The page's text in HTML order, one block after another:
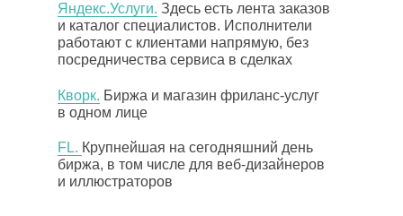
Яндекс.Услуги. Здесь есть лента заказов
и каталог специалистов. Исполнители
работают с клиентами напрямую, без
посредничества сервиса в сделках
Кворк. Биржа и магазин фриланс-услуг
в одном лице
FL. Крупнейшая на сегодняшний день
биржа, в том числе для веб-дизайнеров
и иллюстраторов